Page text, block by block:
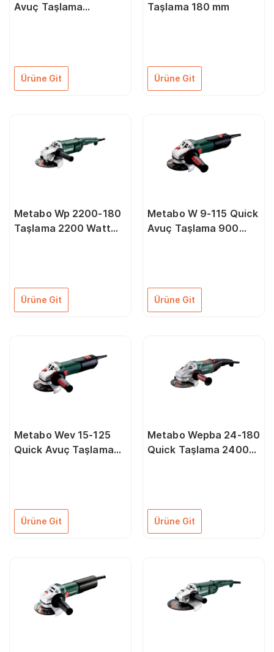
Avuç Taşlama
Ürüne Git
Taşlama 180 mm
Ürüne Git
Metabo Wp 2200-180
Taşlama 2200 Watt
Ürüne Git
Metabo W 9-115 Quick
Avuç Taşlama 900
Ürüne Git
Metabo Wev 15-125
Quick Avuç Taşlama
Ürüne Git
Metabo Wepba 24-180
Quick Taşlama 2400
Ürüne Git